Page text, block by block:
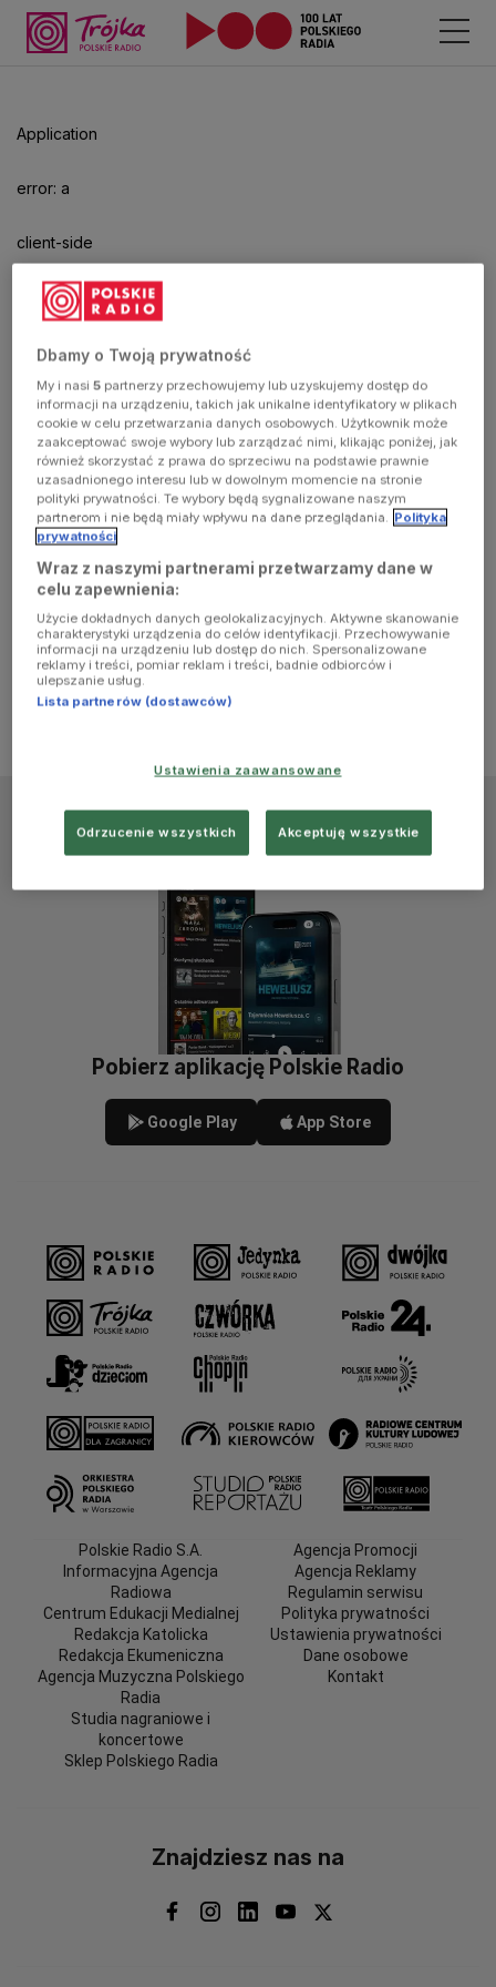
Application
error: a
client-side
exception
has
occurred
(see the
browser
console for
more
information)
aby
odtwarzać.
Pobierz aplikację Polskie Radio
Google Play App Store
Polskie Radio S.A.
Informacyjna Agencja
Radiowa
Centrum Edukacji Medialnej
Redakcja Katolicka
Redakcja Ekumeniczna
Agencja Muzyczna Polskiego
Radia
Studia nagraniowe i
koncertowe
Sklep Polskiego Radia
Agencja Promocji
Agencja Reklamy
Regulamin serwisu
Polityka prywatności
Ustawienia prywatności
Dane osobowe
Kontakt
Znajdziesz nas na
Dbamy o Twoją prywatność
My i nasi5 partnerzy przechowujemy lub uzyskujemy dostęp do
informacji na urządzeniu, takich jak unikalne identyfikatory w plikach
cookie w celu przetwarzania danych osobowych. Użytkownik może
zaakceptować swoje wybory lub zarządzać nimi, klikając poniżej, jak
również skorzystać z prawa do sprzeciwu na podstawie prawnie
uzasadnionego interesu lub w dowolnym momencie na stronie
polityki prywatności. Te wybory będą sygnalizowane naszym
partnerom i nie będą miały wpływu na dane przeglądania. Polityka
prywatności
Wraz z naszymi partnerami przetwarzamy dane w
celu zapewnienia:
Użycie dokładnych danych geolokalizacyjnych. Aktywne skanowanie
charakterystyki urządzenia do celów identyfikacji. Przechowywanie
informacji na urządzeniu lub dostęp do nich. Spersonalizowane
reklamy i treści, pomiar reklam i treści, badnie odbiorców i
ulepszanie usług.
Lista partnerów (dostawców)
Ustawienia zaawansowane
Odrzucenie wszystkich Akceptuję wszystkie